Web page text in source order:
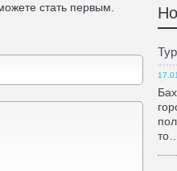
стать первым.
то…